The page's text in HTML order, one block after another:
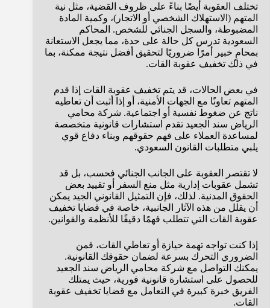
تختلف العقوبة أيضًا بناءً على ظروف القضية، مثل نية
المتهم (الاستهلاك الشخصي أو الاتجار)، وكمية المادة
المضبوطة، والسجل الجنائي للشخص. المحاكم
السعودية تدرس كل حالة على حدة، مما يجعل الاستعانة
بمحامٍ خبير أمرًا ضروريًا لتحقيق أفضل نتيجة ممكنة، بما
في ذلك تخفيف عقوبة القات.
في بعض الحالات، قد يتم تخفيف عقوبة القات إذا قدم
المتهم تعاونًا مع الجهات الأمنية، أو إذا أثبت أن تعاطيه
ناتج عن ضغوط نفسية أو اجتماعية. شركة محامي
الرياض سند الجعيد تقدم استشارات قانونية متخصصة
لمساعدة العملاء على فهم حقوقهم وبناء دفاع قوي
يلبي متطلبات القانون السعودي.
لا تقتصر العقوبة على الجانب الجنائي فحسب، بل قد
تشمل عقوبات إدارية مثل منع السفر أو تقييد بعض
الحقوق المدنية. لذلك، فإن التمثيل القانوني الجيد يمكن
أن يقلل من هذه الآثار الجانبية، خاصة في قضايا تخفيف
عقوبة القات التي تتطلب فهمًا دقيقًا للأنظمة والقوانين.
إذا كنت تواجه تهمة حيازة أو تعاطي القات، فمن
الضروري التحرك بسرعة لضمان حقوقك القانونية.
يمكنك التواصل مع شركة محامي الرياض سند الجعيد
للحصول على استشارة قانونية فورية، حيث يمتلك
الفريق خبرة كبيرة في التعامل مع قضايا تخفيف عقوبة
القات.